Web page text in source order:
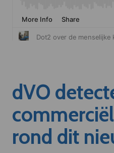
dVO
rond dit